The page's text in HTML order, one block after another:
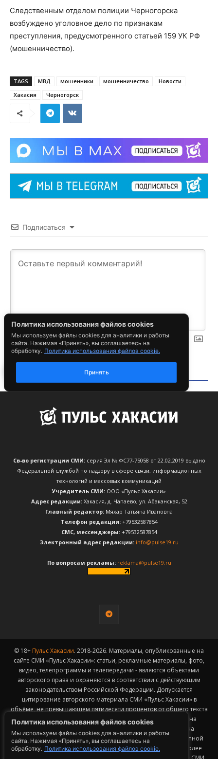
Политика использования файлов cookies
Мы используем файлы cookies для аналитики и работы
сайта. Нажимая «Принять», вы соглашаетесь на
обработку. Политика использования файлов cookie.
Св-во регистрации СМИ:серия Эл № ФС77-75058 от 22.02.2019 выдано
Федеральной службой по надзору в сфере связи, информационных
технологий и массовых коммуникаций
Учредитель СМИ: ООО «Пульс Хакасии»
Адрес редакции:Хакасия, д. Чапаево, ул. Абаканская, 52
Главный редактор: Мяхар Татьяна Ивановна
Телефон редакции:+79532587854
CМС, мессенджеры:+79532587854
Электронный адрес редакции: info@pulse19.ru
По вопросам рекламы: reklama@pulse19.ru
© 18+ Пульс Хакасии. 2018-2026. Материалы, опубликованные на
сайте СМИ «Пульс Хакасии»: статьи, рекламные материалы, фото,
видео, телепрограммы и телепередачи - являются объектами
авторского права и охраняются в соответствии с действующим
законодательством Российской Федерации. Допускается
цитирование авторского материала СМИ «Пульс Хакасии» в
объёме, не превышающем пятидесяти процентов от общего текста
публикации с обязательным размещением гиперссылки на
страницу заимствования материала. Гиперссылка должна
размещаться в тексте цитируемого материала и быть доступной
для индексации поисковыми системами. Заимствование более